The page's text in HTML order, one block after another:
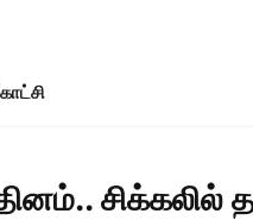
சிக்கலில்